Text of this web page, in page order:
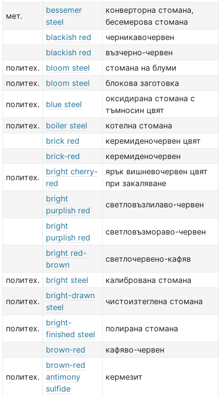
мет.
bessemer
steel
конверторна стомана,
бесемерова стомана
blackish red
черникавочервен
blackish red
възчерно-червен
политех.
bloom steel
стомана на блуми
политех.
bloom steel блокова заготовка
политех. blue steel
оксидирана стомана с
тъмносин цвят
политех.
boiler steel
котелна стомана
brick red
керемиденочервен цвят
brick-red
керемиденочервен
политех.
bright cherry-
red
ярък вишневочервен цвят
при закаляване
bright
purplish red
светловъзлилаво-червен
bright
purplish red
светловъзмораво-червен
bright red-
brown
светлочервено-кафяв
политех. bright steel калибрована стомана
политех.
bright-drawn
steel
чистоизтеглена стомана
политех.
bright-
finished steel
полирана стомана
brown-red кафяво-червен
политех.
brown-red
antimony
sulfide
кермезит